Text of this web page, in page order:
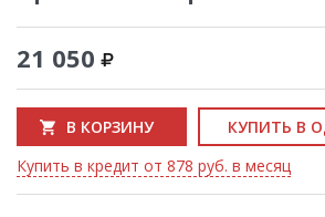
21 050
В КОРЗИНУ
КУПИТЬ В
Купить в кредит от 878 руб. в месяц